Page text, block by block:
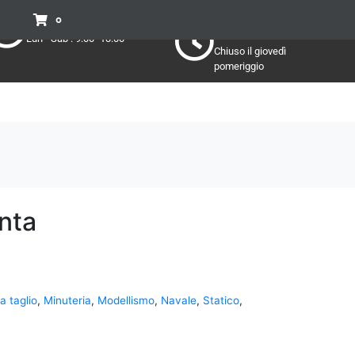
Mattino:
Lun - Sab : 9:00 -13:00
Chiuso il giovedì
pomeriggio
0
taglio, Minuteria, Modellismo, Navale, Statico,